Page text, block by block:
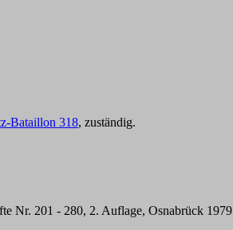
Bataillon 318, zuständig.
Nr. 201 - 280, 2. Auflage, Osnabrück 1979